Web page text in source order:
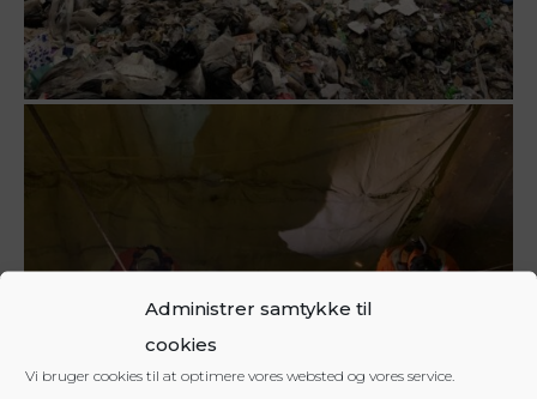
Administrer samtykke til
cookies
Vi bruger cookies til at optimere vores websted og vores service.